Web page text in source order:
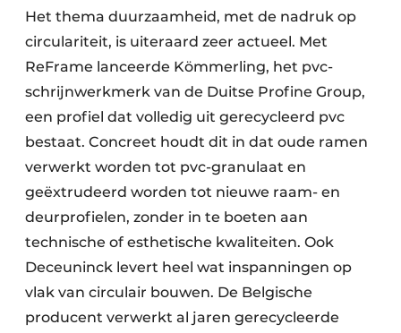
Het thema duurzaamheid, met de nadruk op
circulariteit, is uiteraard zeer actueel. Met
ReFrame lanceerde Kömmerling, het pvc-
schrijnwerkmerk van de Duitse Profine Group,
een profiel dat volledig uit gerecycleerd pvc
bestaat. Concreet houdt dit in dat oude ramen
verwerkt worden tot pvc-granulaat en
geëxtrudeerd worden tot nieuwe raam- en
deurprofielen, zonder in te boeten aan
technische of esthetische kwaliteiten. Ook
Deceuninck levert heel wat inspanningen op
vlak van circulair bouwen. De Belgische
producent verwerkt al jaren gerecycleerde